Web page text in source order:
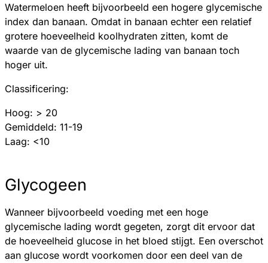
Watermeloen heeft bijvoorbeeld een hogere glycemische
index dan banaan. Omdat in banaan echter een relatief
grotere hoeveelheid koolhydraten zitten, komt de
waarde van de glycemische lading van banaan toch
hoger uit.
Classificering:
Hoog: > 20
Gemiddeld: 11-19
Laag: <10
Glycogeen
Wanneer bijvoorbeeld voeding met een hoge
glycemische lading wordt gegeten, zorgt dit ervoor dat
de hoeveelheid glucose in het bloed stijgt. Een overschot
aan glucose wordt voorkomen door een deel van de